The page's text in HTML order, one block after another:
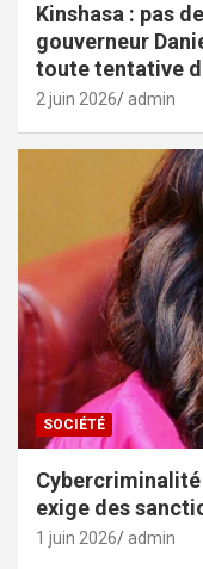
Kinshasa : pas
gouverneur
toute tentative
2 juin 2026 admin
SOCIÉTÉ
Cybercriminalité
exige des
1 juin 2026 admin